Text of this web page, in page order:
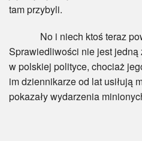
tam przybyli.
No i niech ktoś teraz
Sprawiedliwości nie jest
w polskiej polityce, chociaż
im dziennikarze od lat usiłują
pokazały wydarzenia